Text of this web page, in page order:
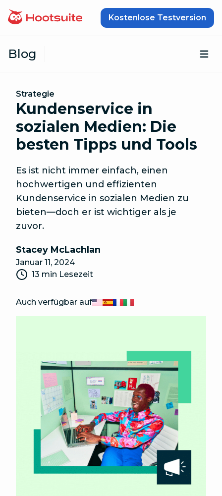
Kostenlose Testversion
Blog
Strategie
Kundenservice in
sozialen Medien: Die
besten Tipps und Tools
Es ist nicht immer einfach, einen
hochwertigen und effizienten
Kundenservice in sozialen Medien zu
bieten—doch er ist wichtiger als je
zuvor.
Stacey McLachlan
Januar 11, 2024
13 min Lesezeit
Auch verfügbar aufEnglish
Español
Français
Italiano